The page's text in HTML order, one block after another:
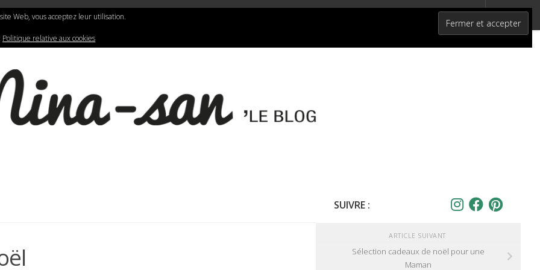
LIFESTYLE GRAPHIC DESIGN
SUIVRE :
ARTICLE SUIVANT
Sélection cadeaux de noël pour une
Maman
Web, vous acceptez leur utilisation.
Politique relative aux cookies